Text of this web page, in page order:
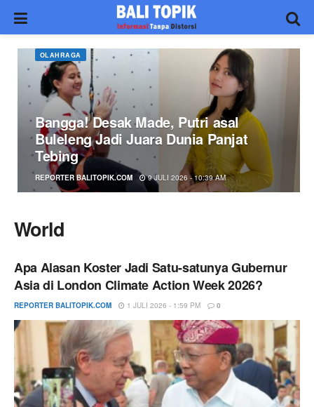
OLAHRAGA
Bangga! Desak Made, Putri asal
Buleleng Jadi Juara Dunia Panjat
Tebing
REPORTER BALITOPIK.COM 9 JULI 2026 - 10:39 AM
World
Apa Alasan Koster Jadi Satu-satunya Gubernur
Asia di London Climate Action Week 2026?
REPORTER BALITOPIK.COM 1 JULI 2026 - 1:59 PM 0